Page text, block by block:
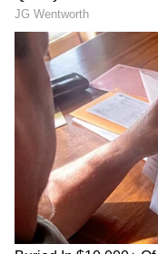
RECOMMENDED
ಶ್ರೀಲಂಕಾ ಟೆಸ್ಟ್‌ನಲ್ಲಿ